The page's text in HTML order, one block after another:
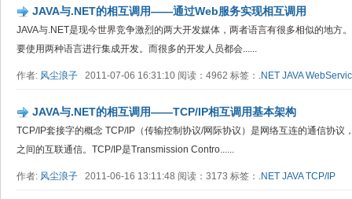
JAVA与.NET的相互调用——通过Web服务实现相互调用
JAVA与.NET是现今世界竞争激烈的两大开发媒体，两者语言有很多相似的地方
要使用两种语言进行集成开发。而很多的开发人员都会......
作者: 风尘浪子 2011-07-06 16:31:10 阅读：4962 标签： .NET JAVA
JAVA与.NET的相互调用——TCP/IP相互调用基本架构
TCP/IP套接字的概念 TCP/IP（传输控制协议/网际协议）是网络互连的通信协议
之间的互联通信。TCP/IP是Transmission Contro......
作者: 风尘浪子 2011-06-16 13:11:48 阅读：3173 标签： .NET JAVA TCP/IP